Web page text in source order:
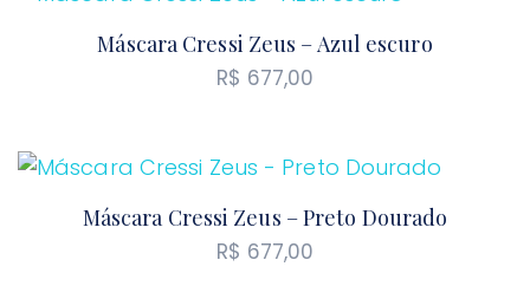
Máscara Cressi Zeus – Azul escuro
R$ 677,00
Máscara Cressi Zeus – Preto Dourado
R$ 677,00